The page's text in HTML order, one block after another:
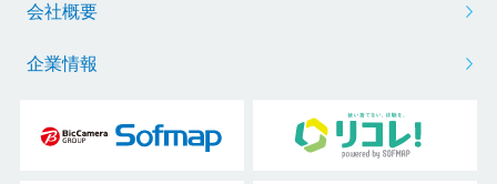
会社概要
企業情報